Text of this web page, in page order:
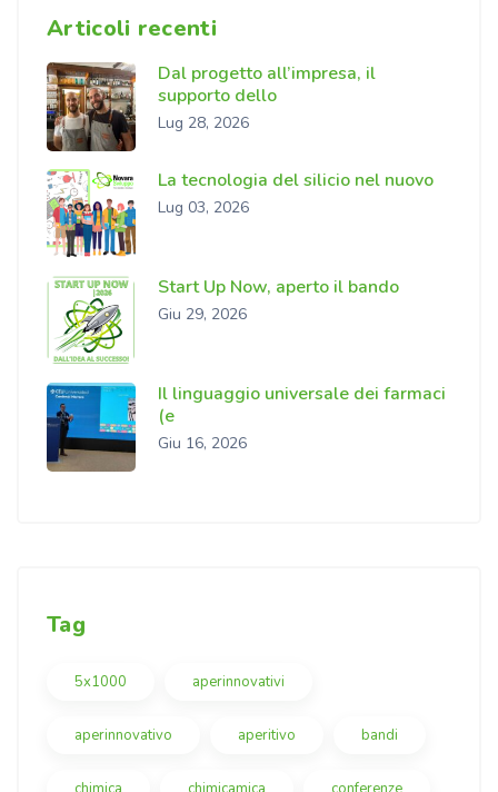
Articoli recenti
Dal progetto all’impresa, il
supporto dello
Lug 28, 2026
La tecnologia del silicio nel nuovo
Lug 03, 2026
Start Up Now, aperto il bando
Giu 29, 2026
Il linguaggio universale dei farmaci
(e
Giu 16, 2026
Tag
5x1000 aperinnovativi
aperinnovativo aperitivo bandi